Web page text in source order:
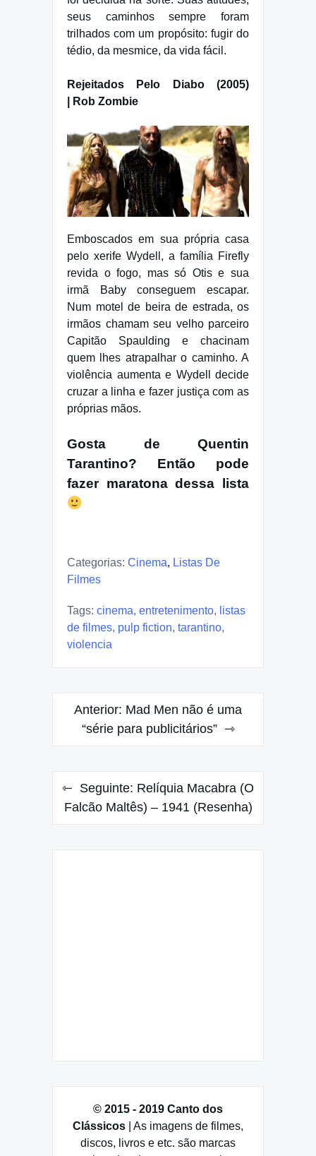
seus caminhos sempre foram
trilhados com um propósito: fugir do
tédio, da mesmice, da vida fácil.
Rejeitados Pelo Diabo (2005)
| Rob Zombie
Emboscados em sua própria casa
pelo xerife Wydell, a família Firefly
revida o fogo, mas só Otis e sua
irmã Baby conseguem escapar.
Num motel de beira de estrada, os
irmãos chamam seu velho parceiro
Capitão Spaulding e chacinam
quem lhes atrapalhar o caminho. A
violência aumenta e Wydell decide
cruzar a linha e fazer justiça com as
próprias mãos.
Gosta de Quentin
Tarantino? Então pode
fazer maratona dessa lista
Categorias: Cinema, Listas De
Filmes
Tags: cinema, entretenimento, listas
de filmes, pulp fiction, tarantino,
violencia
Navegação
Anterior: Mad Men não é uma
“série para publicitários”
Seguinte: Relíquia Macabra (O
Falcão Maltês) – 1941 (Resenha)
© 2015 - 2019 Canto dos
Clássicos | As imagens de filmes,
discos, livros e etc. são marcas